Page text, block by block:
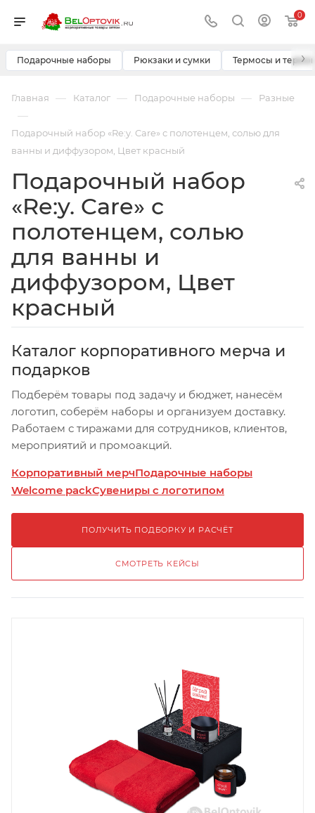
0
Подарочные наборы Рюкзаки и сумки Термосы и ›
Главная — Каталог — Подарочные наборы — Разные
—
Подарочный набор «Re:y. Care» с полотенцем, солью для
ванны и диффузором, Цвет красный
Подарочный набор
«Re:y. Care» с
полотенцем, солью
для ванны и
диффузором, Цвет
красный
Каталог корпоративного мерча и
подарков
Подберём товары под задачу и бюджет, нанесём
логотип, соберём наборы и организуем доставку.
Работаем с тиражами для сотрудников, клиентов,
мероприятий и промоакций.
Корпоративный мерчПодарочные наборы
Welcome packСувениры с логотипом
ПОЛУЧИТЬ ПОДБОРКУ И РАСЧЁТ
СМОТРЕТЬ КЕЙСЫ